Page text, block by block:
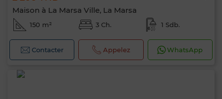
Maison à La Marsa Ville, La Marsa
150 m² 3 Ch. 1 Sdb.
Contacter Appelez WhatsApp